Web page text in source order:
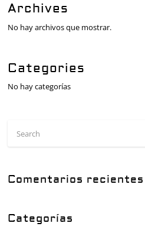
Archives
No hay archivos que mostrar.
Categories
No hay categorías
Comentarios recientes
Categorías